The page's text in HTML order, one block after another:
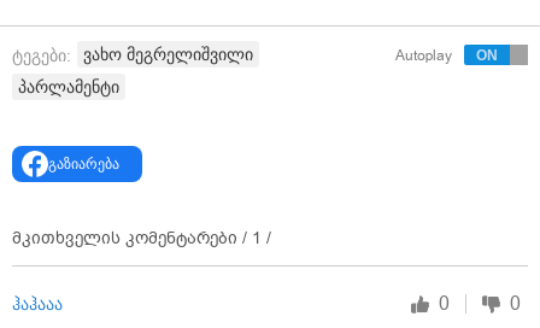
ვიდეო: თიკო ერაძე
ტეგები:
ვახო მეგრელიშვილი
პარლამენტი
Autoplay
გაზიარება
მკითხველის კომენტარები / 1 /
ჰაჰააა 0 0